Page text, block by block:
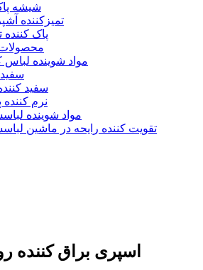
شیشه
تمیزکننده
پاک کننده
مواد شوینده
سفید
نرم کننده
مواد شوینده
تقویت کننده رایحه در ماشین
اسپری براق کننده